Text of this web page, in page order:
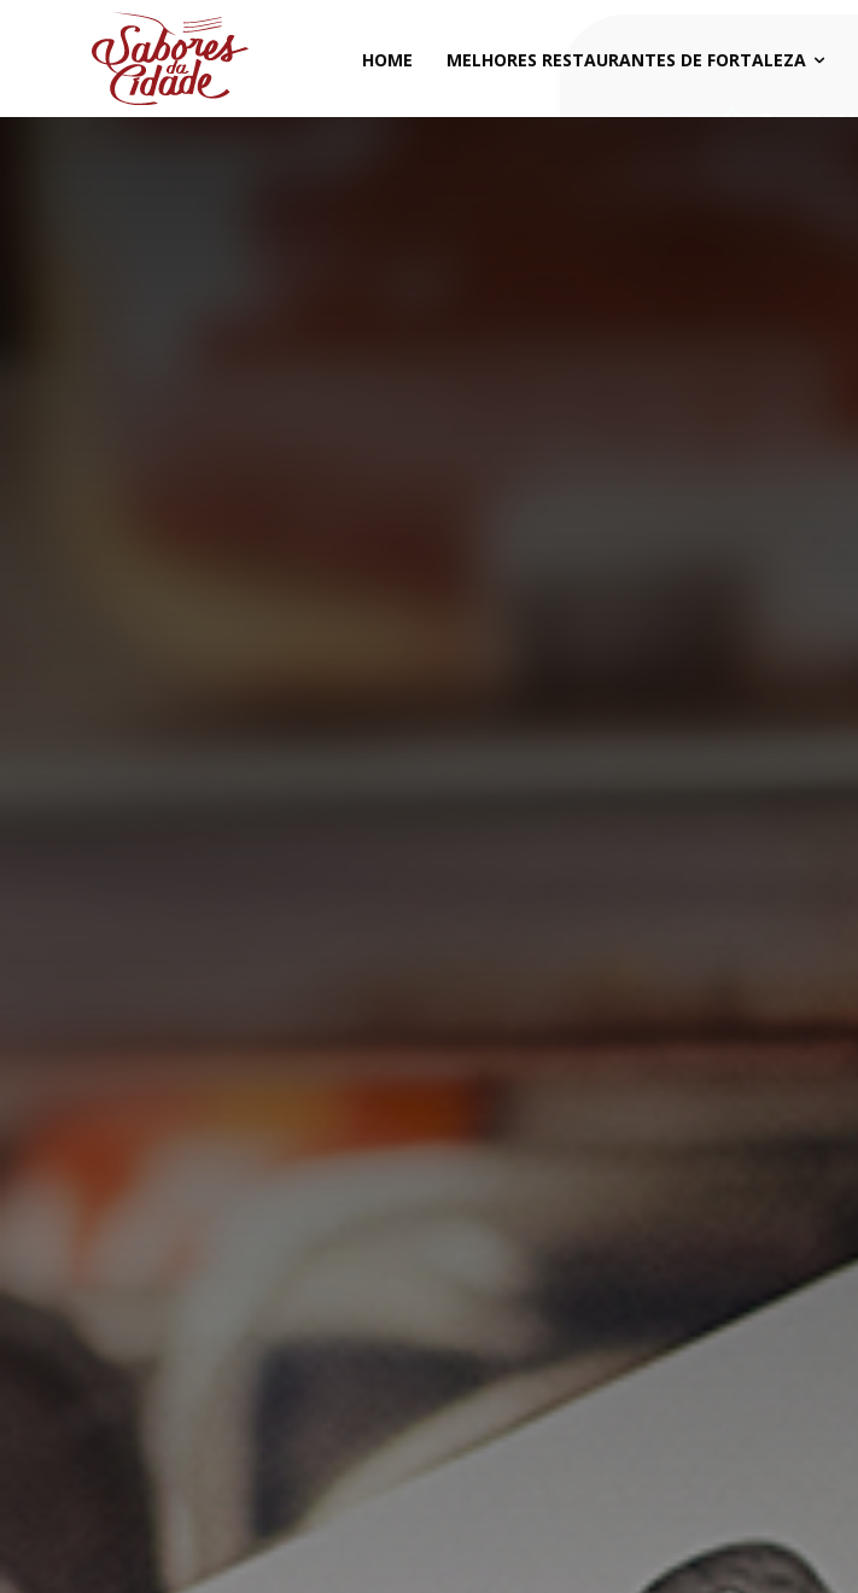
HOME MELHORES RESTAURANTES DE FORTALEZA